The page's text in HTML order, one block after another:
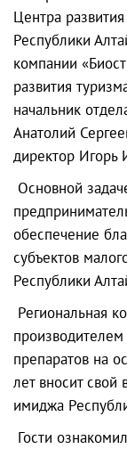
Центра
Республики
компании
развития
начальник
Анатолий
директор Игорь
Основной
обеспечение
субъектов
Республики
Региональная
препаратов на
лет вносит
имиджа
Гости